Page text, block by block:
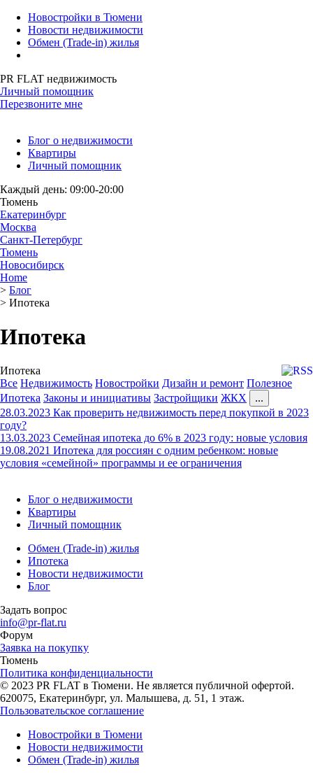
Новостройки в Тюмени
Новости недвижимости
Обмен (Trade-in) жилья
PR FLAT недвижимость
Личный помощник
Перезвоните мне
Блог о недвижимости
Квартиры
Личный помощник
Каждый день: 09:00-20:00
Тюмень
Екатеринбург
Москва
Санкт-Петербург
Тюмень
Новосибирск
Home
> Блог
> Ипотека
Ипотека
Ипотека
Все Недвижимость Новостройки Дизайн и ремонт Полезное
Ипотека Законы и инициативы Застройщики ЖКХ
...
28.03.2023 Как проверить недвижимость перед покупкой в 2023
году?
13.03.2023 Семейная ипотека до 6% в 2023 году: новые условия
19.08.2021 Ипотека для россиян с одним ребенком: новые
условия «семейной» программы и ее ограничения
Блог о недвижимости
Квартиры
Личный помощник
Обмен (Trade-in) жилья
Ипотека
Новости недвижимости
Блог
Задать вопрос
info@pr-flat.ru
Форум
Заявка на покупку
Тюмень
Политика конфиденциальности
© 2023 PR FLAT в Тюмени. Не является публичной офертой.
620075, Екатеринбург, ул. Малышева, д. 51, 1 этаж.
Пользовательское соглашение
Новостройки в Тюмени
Новости недвижимости
Обмен (Trade-in) жилья